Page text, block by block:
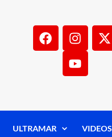
ULTRAMAR VIDEOS